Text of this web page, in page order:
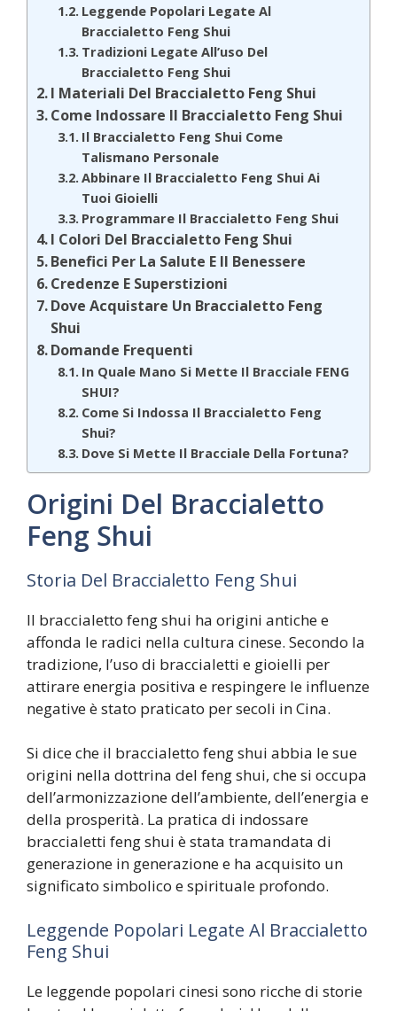
Leggende Popolari Legate Al
Braccialetto Feng Shui
Tradizioni Legate All’uso Del
Braccialetto Feng Shui
I Materiali Del Braccialetto Feng Shui
Come Indossare Il Braccialetto Feng Shui
Il Braccialetto Feng Shui Come
Talismano Personale
Abbinare Il Braccialetto Feng Shui Ai
Tuoi Gioielli
Programmare Il Braccialetto Feng Shui
I Colori Del Braccialetto Feng Shui
Benefici Per La Salute E Il Benessere
Credenze E Superstizioni
Dove Acquistare Un Braccialetto Feng
Shui
Domande Frequenti
In Quale Mano Si Mette Il Bracciale FENG
SHUI?
Come Si Indossa Il Braccialetto Feng
Shui?
Dove Si Mette Il Bracciale Della Fortuna?
Origini Del Braccialetto
Feng Shui
Storia Del Braccialetto Feng Shui
Il braccialetto feng shui ha origini antiche e
affonda le radici nella cultura cinese. Secondo la
tradizione, l’uso di braccialetti e gioielli per
attirare energia positiva e respingere le influenze
negative è stato praticato per secoli in Cina.
Si dice che il braccialetto feng shui abbia le sue
origini nella dottrina del feng shui, che si occupa
dell’armonizzazione dell’ambiente, dell’energia e
della prosperità. La pratica di indossare
braccialetti feng shui è stata tramandata di
generazione in generazione e ha acquisito un
significato simbolico e spirituale profondo.
Leggende Popolari Legate Al Braccialetto
Feng Shui
Le leggende popolari cinesi sono ricche di storie